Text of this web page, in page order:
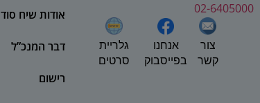
02-6405000
גלריית
סרטים
אנחנו
בפייסבוק
צור
קשר
אודות שיח סוד
דבר המנכ”ל
רישום